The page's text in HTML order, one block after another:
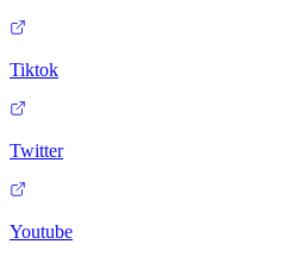
Tiktok
Twitter
Youtube